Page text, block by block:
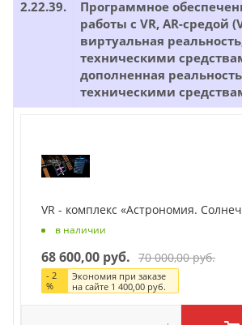
2.22.39.
Программное
работы с VR, AR-средой
виртуальная
техническими
дополненная
техническими
VR - комплекс «Астрономия.
в наличии
68 600,00 руб. 70 000,00 руб.
- 2
%
Экономия при заказе
на сайте 1 400,00 руб.